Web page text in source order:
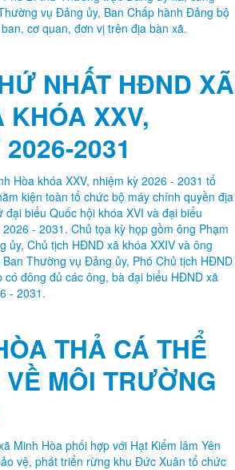
NHẤT HĐND XÃ
KHÓA XXV,
2031
Hòa khóa XXV, nhiệm kỳ 2026 - 2031 tổ
kiện toàn tổ chức bộ máy chính quyền địa
đại biểu Quốc hội khóa XVI và đại biểu
- 2031. Chủ tọa kỳ họp gồm ông Phạm
ủy, Chủ tịch HĐND xã khóa XXIV và ông
Thường vụ Đảng ủy, Phó Chủ tịch HĐND
có đông đủ các ông, bà đại biểu HĐND xã
- 2031.
THẢ CÁ THỂ
MÔI TRƯỜNG
Minh Hòa phối hợp với Hạt Kiểm lâm Yên
vệ, phát triển rừng khu Đức Xuân tổ chức
trường tự nhiên tại rừng đặc dụng khu